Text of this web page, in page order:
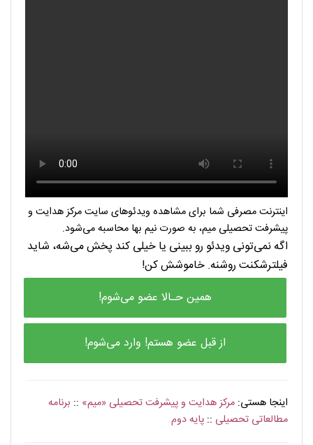
اینترنت مصرفی شما برای مشاهده ویدئوهای سایت مرکز هدایت و
پیشرفت تحصیلی میم، به صورت نیم بها محاسبه می‌شود.
اگه نمی‌تونی ویدئو رو ببینی یا خیلی کند پخش می‌شه، شاید
فیلترشکنت روشنه. خاموشش کن!
همین حـالا عضو می‌شوم!
از قبل عضو هستم! وارد می‌شوم!
اینجا هستی: مرکز هدایت و پیشرفت تحصیلی «میم» :: برنامه
مطالعاتی تحصیلی :: پایه دوم